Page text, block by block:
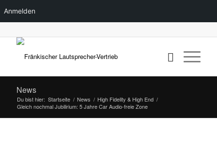
Anmelden
News
Du bist hier: Startseite / News / High Fidelity & High End /
Gleich nochmal Jubilirium: 5 Jahre Car Audio-freie Zone